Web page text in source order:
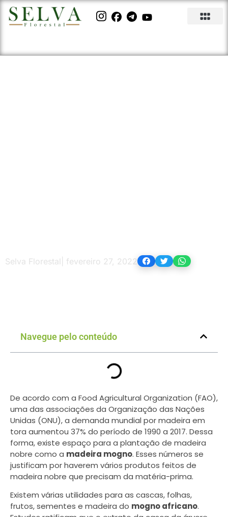
Selva Florestal fevereiro 27, 2022
Navegue pelo conteúdo
De acordo com a Food Agricultural Organization (FAO),
uma das associações da Organização das Nações
Unidas (ONU), a demanda mundial por madeira em
tora aumentou 37% do período de 1990 a 2017. Dessa
forma, existe espaço para a plantação de madeira
nobre como a madeira mogno. Esses números se
justificam por haverem vários produtos feitos de
madeira nobre que precisam da matéria-prima.
Existem várias utilidades para as cascas, folhas,
frutos, sementes e madeira do mogno africano.